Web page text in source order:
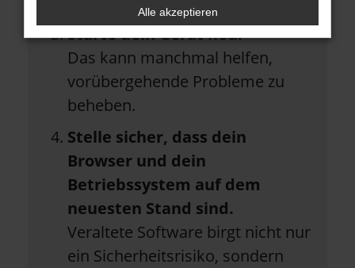
Starte dein Gerät neu.
Das kann manchmal helfen,
vorübergehende Probleme zu
beheben.
Stelle sicher, dass dein
Browser und dein
Betriebssystem auf dem
neuesten Stand sind.
Veraltete Software birgt nicht nur
ein Sicherheitsrisiko, sondern
Alle akzeptieren